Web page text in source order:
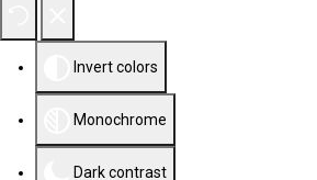
Invert colors
Monochrome
Dark contrast